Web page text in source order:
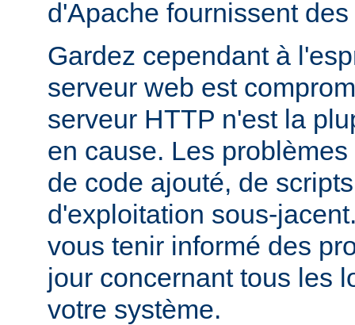
d'Apache fournissent
Gardez cependant à
serveur web est
serveur HTTP n'est la
en cause. Les
de code ajouté, de
d'exploitation sous-
vous tenir informé des
jour concernant tous les
votre système.